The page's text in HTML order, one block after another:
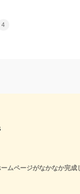
4
ムページがなかなか完成